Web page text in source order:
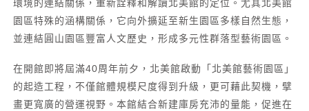
環境的連結關係，重新詮釋和解讀北美館的定位。尤其北美館
園區特殊的涵構關係，它向外擴延至新生園區多樣自然生態，
並連結圓山園區豐富人文歷史，形成多元性群落型藝術園區。
在開館即將屆滿40周年前夕，北美館啟動「北美館藝術園區｣
的起造工程，不僅館體規模尺度得到升級，更可藉此契機，擘
畫更寬廣的營運視野。本館結合新建庫房充沛的量能，促進在